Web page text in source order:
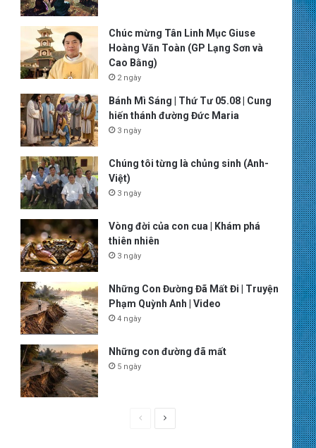
Chúc mừng Tân Linh Mục Giuse
Hoàng Văn Toàn (GP Lạng Sơn và
Cao Bằng)
2 ngày
Bánh Mì Sáng | Thứ Tư 05.08 | Cung
hiến thánh đường Đức Maria
3 ngày
Chúng tôi từng là chủng sinh (Anh-
Việt)
3 ngày
Vòng đời của con cua | Khám phá
thiên nhiên
3 ngày
Những Con Đường Đã Mất Đi | Truyện
Phạm Quỳnh Anh | Video
4 ngày
Những con đường đã mất
5 ngày